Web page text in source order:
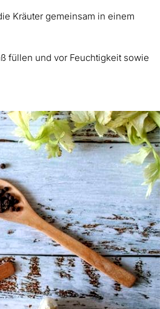
Kräuter gemeinsam in einem
füllen und vor Feuchtigkeit sowie